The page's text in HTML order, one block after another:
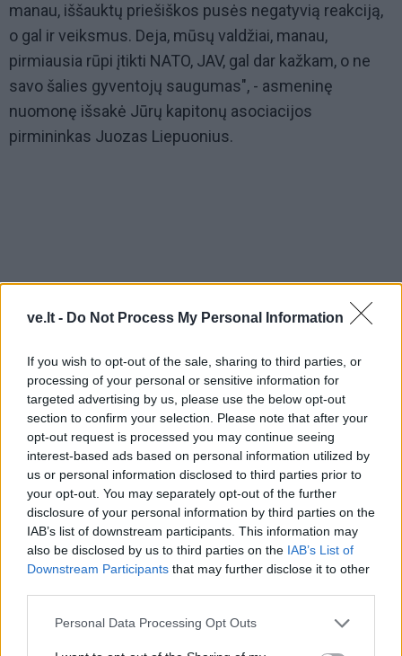
ve.lt - Do Not Process My Personal Information
If you wish to opt-out of the sale, sharing to third parties, or
processing of your personal or sensitive information for
targeted advertising by us, please use the below opt-out
section to confirm your selection. Please note that after your
opt-out request is processed you may continue seeing
interest-based ads based on personal information utilized by
us or personal information disclosed to third parties prior to
your opt-out. You may separately opt-out of the further
disclosure of your personal information by third parties on the
IAB’s list of downstream participants. This information may
also be disclosed by us to third parties on the IAB’s List of
Downstream Participants that may further disclose it to other
Personal Data Processing Opt Outs
manau, iššauktų priešiškos pusės negatyvią reakciją,
o gal ir veiksmus. Deja, mūsų valdžiai, manau,
pirmiausia rūpi įtikti NATO, JAV, gal dar kažkam, o ne
savo šalies gyventojų saugumas", - asmeninę
nuomonę išsakė Jūrų kapitonų asociacijos
pirmininkas Juozas Liepuonius.
Deja, mūsų valdžiai, manau, pirmiausia
rūpi įtikti NATO, JAV, gal dar kažkam, o ne
savo šalies gyventojų saugumas.
Nekomentuoja